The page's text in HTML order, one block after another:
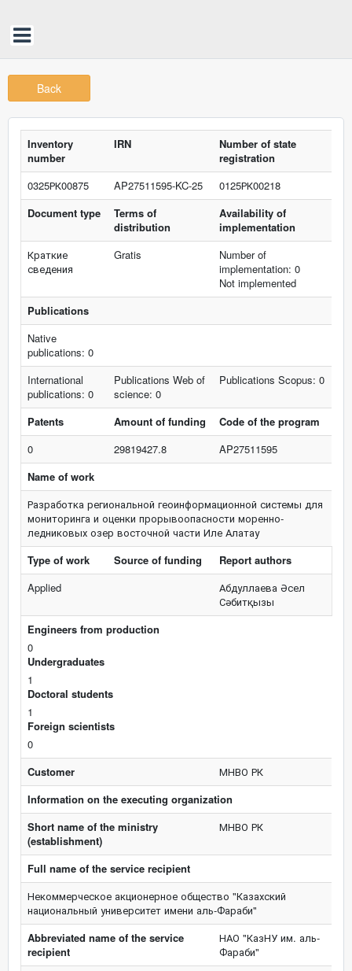
Back
Inventory
number
IRN
Number of state
registration
0325РК00875
AP27511595-KC-25
0125РК00218
Document type
Terms of
distribution
Availability of
implementation
Краткие
сведения
Gratis
Number of
implementation: 0
Not implemented
Publications
Native
publications: 0
International
publications: 0
Publications Web of
science: 0
Publications Scopus: 0
Patents Amount of funding
Code of the program
0
29819427.8
AP27511595
Name of work
Разработка региональной геоинформационной системы для
мониторинга и оценки прорывоопасности моренно-
ледниковых озер восточной части Иле Алатау
Type of work
Source of funding
Report authors
Applied
Абдуллаева Әсел
Сәбитқызы
Engineers from production
0
Undergraduates
1
Doctoral students
1
Foreign scientists
0
Customer
МНВО РК
Information on the executing organization
Short name of the ministry
(establishment)
МНВО РК
Full name of the service recipient
Некоммерческое акционерное общество "Казахский
национальный университет имени аль-Фараби"
Abbreviated name of the service
recipient
НАО "КазНУ им. аль-
Фараби"